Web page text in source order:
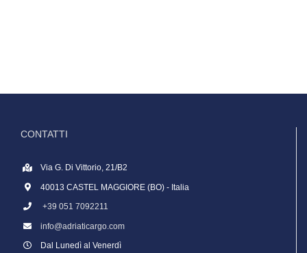
CONTATTI
Via G. Di Vittorio, 21/B2
40013 CASTEL MAGGIORE (BO) - Italia
+39 051 7092211
info@adriaticargo.com
Dal Lunedì al Venerdì